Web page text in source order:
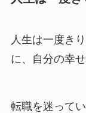
人生は一度き
に、自分の幸
転職を迷って